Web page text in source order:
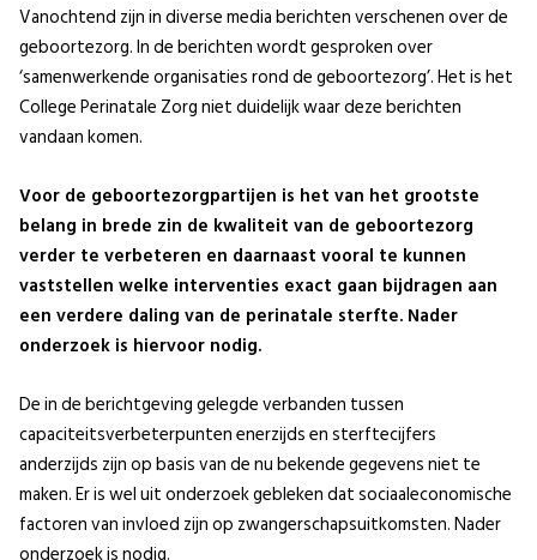
Vanochtend zijn in diverse media berichten verschenen over de
geboortezorg. In de berichten wordt gesproken over
‘samenwerkende organisaties rond de geboortezorg’. Het is het
College Perinatale Zorg niet duidelijk waar deze berichten
vandaan komen.
Voor de geboortezorgpartijen is het van het grootste
belang in brede zin de kwaliteit van de geboortezorg
verder te verbeteren en daarnaast vooral te kunnen
vaststellen welke interventies exact gaan bijdragen aan
een verdere daling van de perinatale sterfte. Nader
onderzoek is hiervoor nodig.
De in de berichtgeving gelegde verbanden tussen
capaciteitsverbeterpunten enerzijds en sterftecijfers
anderzijds zijn op basis van de nu bekende gegevens niet te
maken. Er is wel uit onderzoek gebleken dat sociaaleconomische
factoren van invloed zijn op zwangerschapsuitkomsten. Nader